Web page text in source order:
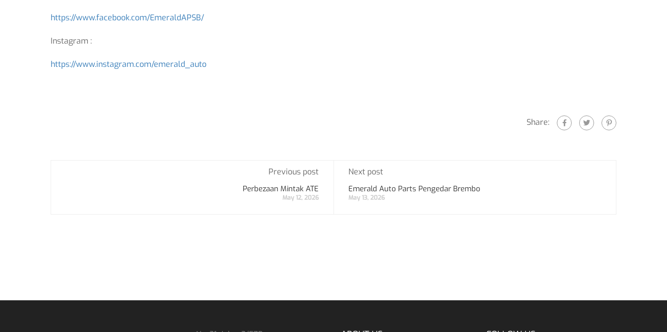
https://www.facebook.com/EmeraldAPSB/
Instagram :
https://www.instagram.com/emerald_auto
Share:
Previous post
Perbezaan Mintak ATE
May 12, 2026
Next post
Emerald Auto Parts Pengedar Brembo
May 13, 2026